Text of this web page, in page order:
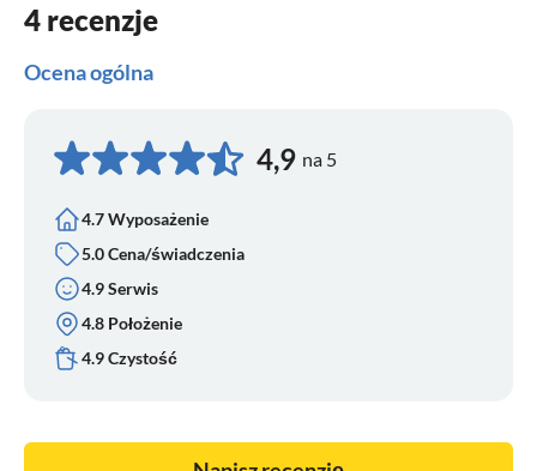
4 recenzje
Ocena ogólna
4,9 na 5
4.7 Wyposażenie
5.0 Cena/świadczenia
4.9 Serwis
4.8 Położenie
4.9 Czystość